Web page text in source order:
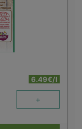
6.49€/l
+